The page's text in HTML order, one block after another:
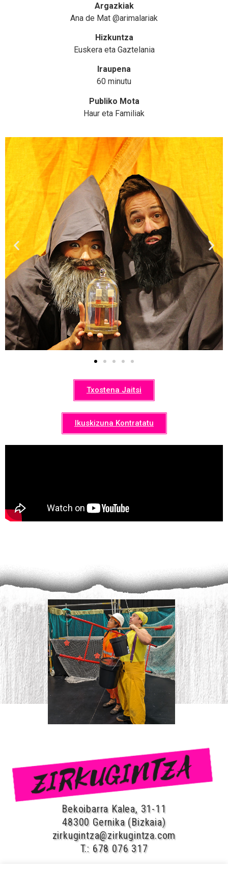
Argazkiak
Ana de Mat @arimalariak
Hizkuntza
Euskera eta Gaztelania
Iraupena
60 minutu
Publiko Mota
Haur eta Familiak
Txostena Jaitsi
Ikuskizuna Kontratatu
Bekoibarra Kalea, 31-11
48300 Gernika (Bizkaia)
zirkugintza@zirkugintza.com
T.: 678 076 317